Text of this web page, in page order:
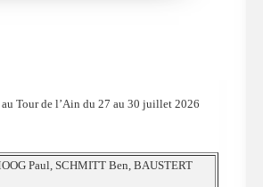
Tour de l’Ain du 27 au 30 juillet 2026
Paul, SCHMITT Ben, BAUSTERT